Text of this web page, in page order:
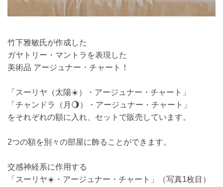
竹下雅敏氏が作成した
ガヤトリー・マントラを表現した
美術品 アージュナー・チャート！
「スーリヤ（太陽☀️）・アージュナー・チャート」
「チャンドラ（月🌖）・アージュナー・チャート」
をそれぞれの額に入れ、セットで販売しています。
2つの額を別々の部屋に飾ることができます。
交感神経系に作用する
「スーリヤ☀️・アージュナー・チャート」（写真1枚目）